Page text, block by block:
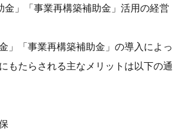
金」「事業再構築補助金」活用の経営
」「事業再構築補助金」の導入によっ
もたらされる主なメリットは以下の通